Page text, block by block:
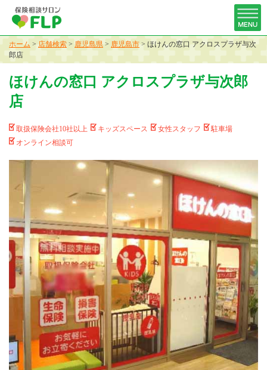
ホーム > 店舗検索 > 鹿児島県 > 鹿児島市 > ほけんの窓口 アクロスプラザ与次
郎店
ほけんの窓口 アクロスプラザ与次郎
店
取扱保険会社10社以上 キッズスペース 女性スタッフ
駐車場
オンライン相談可